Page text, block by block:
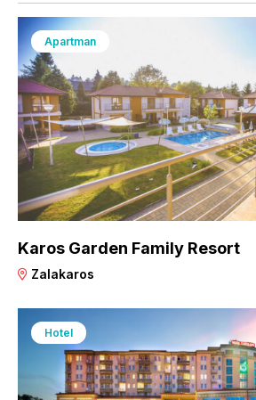
Apartman
Karos Garden Family Resort
Zalakaros
Hotel